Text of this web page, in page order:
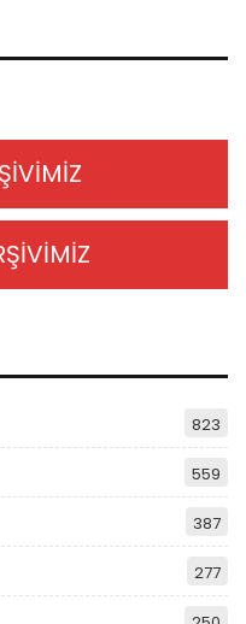
823
559
387
277